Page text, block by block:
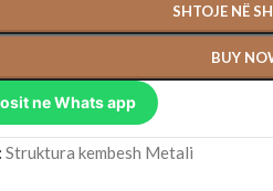
SHTOJE NË
BUY
ne Whats app
Struktura kembesh Metali